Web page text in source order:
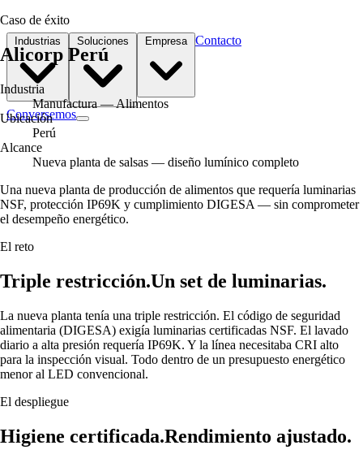
Empresa Contacto
Conversemos
Caso de éxito
Alicorp Perú
Industria
Manufactura — Alimentos
Ubicación
Perú
Alcance
Nueva planta de salsas — diseño lumínico completo
Una nueva planta de producción de alimentos que requería luminarias
NSF, protección IP69K y cumplimiento DIGESA — sin comprometer
el desempeño energético.
El reto
Triple restricción.Un set de luminarias.
La nueva planta tenía una triple restricción. El código de seguridad
alimentaria (DIGESA) exigía luminarias certificadas NSF. El lavado
diario a alta presión requería IP69K. Y la línea necesitaba CRI alto
para la inspección visual. Todo dentro de un presupuesto energético
menor al LED convencional.
El despliegue
Higiene certificada.Rendimiento ajustado.